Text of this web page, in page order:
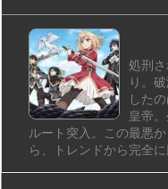
処刑
り。
した
皇帝
ルート突入。この最悪
ら、トレンドから完全に